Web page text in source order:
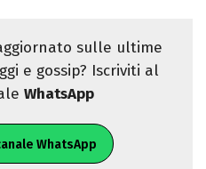
sulle ultime
e gossip? Iscriviti al
WhatsApp
WhatsApp